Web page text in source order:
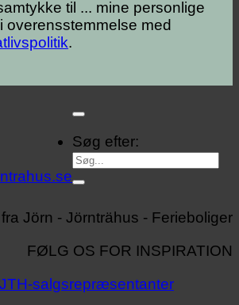
til ... mine personlige
overensstemmelse med
.
FØLG OS FOR INSPIRATION
Søg efter: